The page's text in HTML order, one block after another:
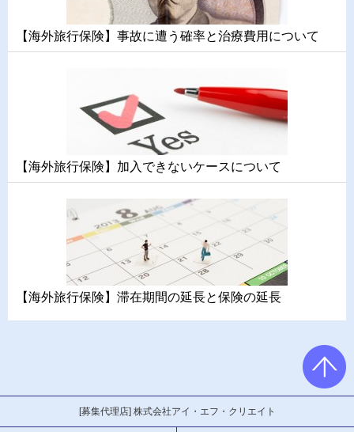
【海外旅行保険】事故に遭う確率と治療費用について
【海外旅行保険】加入できないケースについて
【海外旅行保険】滞在期間の延長と保険の延長
[募集代理店] 株式会社アイ・エフ・クリエイト